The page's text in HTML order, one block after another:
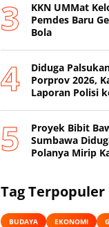
KKN UMMat
Pemdes Baru
Bola
Diduga
Porprov 2026,
Laporan Polisi
Proyek Bibit
Sumbawa
Polanya Mirip
Tag Terpopuler
BUDAYA EKONOMI